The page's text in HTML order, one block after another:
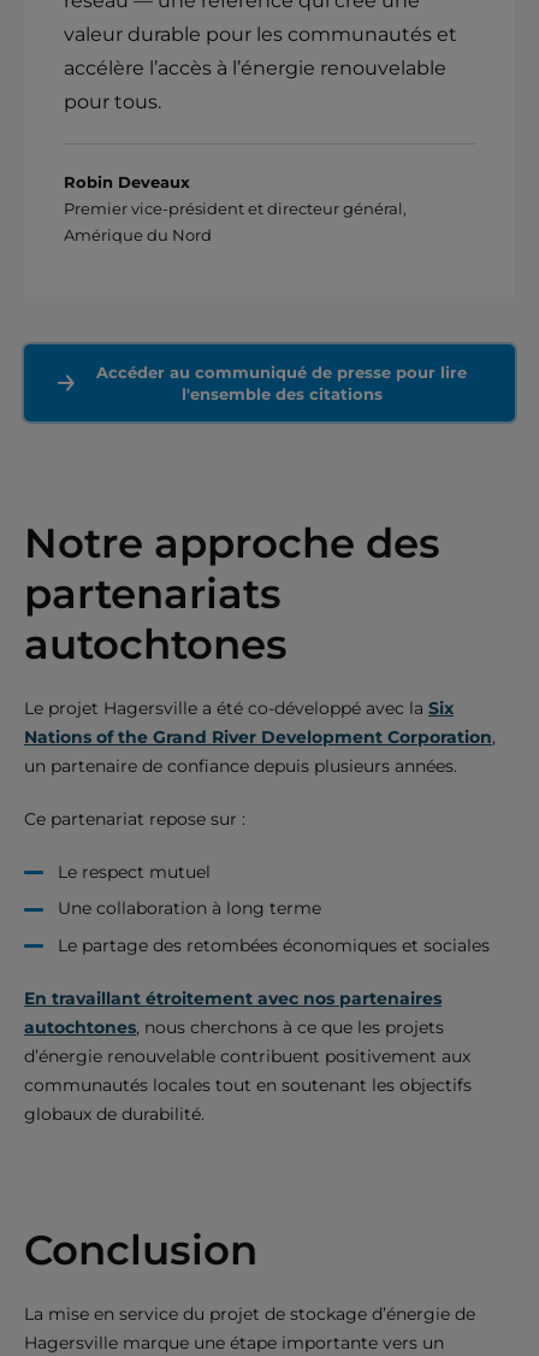
valeur durable pour les communautés et
accélère l’accès à l’énergie renouvelable
pour tous.
Robin Deveaux
Premier vice-président et directeur général,
Amérique du Nord
Accéder au communiqué de presse pour lire
l'ensemble des citations
Notre approche des
partenariats
autochtones
Le projet Hagersville a été co-développé avec la Six
Nations of the Grand River Development Corporation,
un partenaire de confiance depuis plusieurs années.
Ce partenariat repose sur :
Le respect mutuel
Une collaboration à long terme
Le partage des retombées économiques et sociales
En travaillant étroitement avec nos partenaires
autochtones, nous cherchons à ce que les projets
d’énergie renouvelable contribuent positivement aux
communautés locales tout en soutenant les objectifs
globaux de durabilité.
Conclusion
La mise en service du projet de stockage d’énergie de
Hagersville marque une étape importante vers un